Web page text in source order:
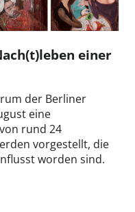
einer
der Berliner
eine
rund 24
vorgestellt, die
worden sind.